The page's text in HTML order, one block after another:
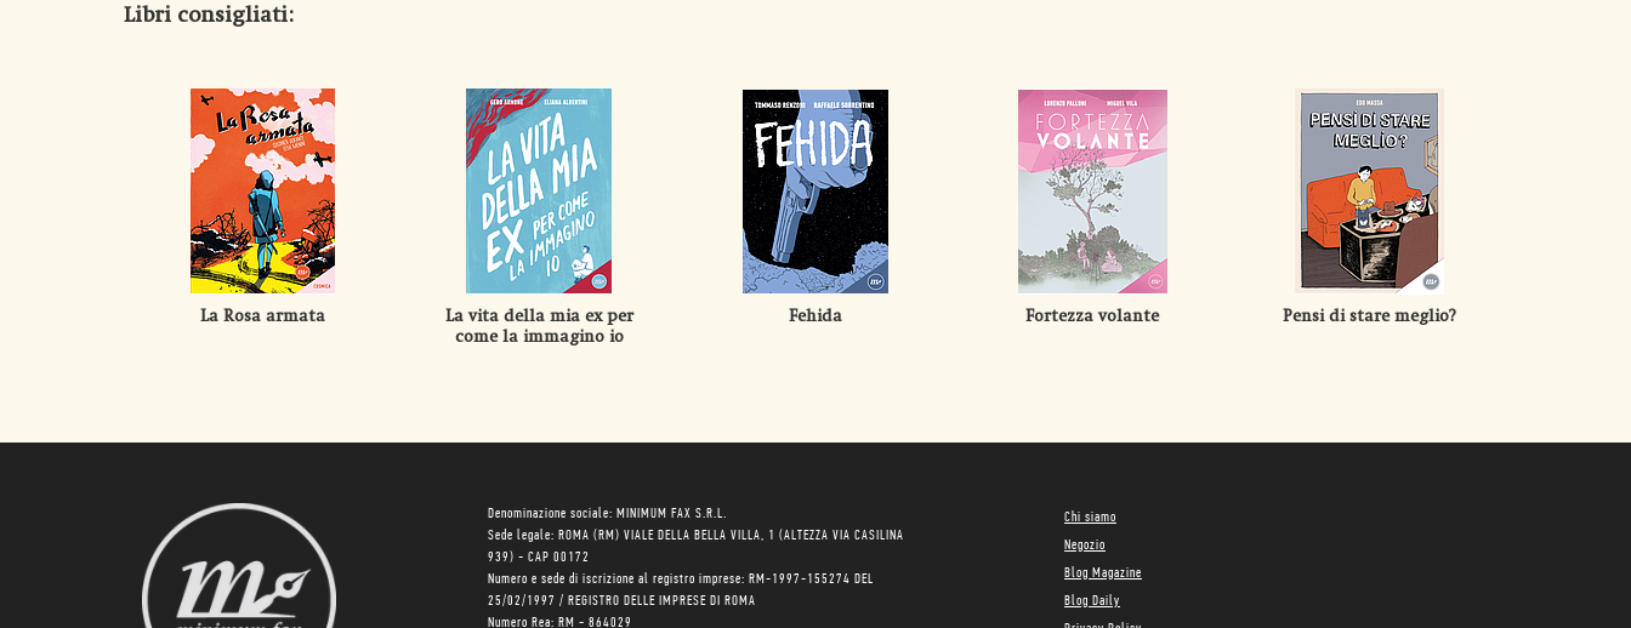
Libri consigliati:
La Rosa armata
La vita della mia ex per
come la immagino io
Fehida Fortezza volante Pensi di stare meglio?
Denominazione sociale: MINIMUM FAX S.R.L.
Sede legale: ROMA (RM) VIALE DELLA BELLA VILLA, 1 (ALTEZZA VIA CASILINA
939) - CAP 00172
Numero e sede di iscrizione al registro imprese: RM-1997-155274 DEL
25/02/1997 / REGISTRO DELLE IMPRESE DI ROMA
Numero Rea: RM - 864029
Chi siamo
Negozio
Blog Magazine
Blog Daily